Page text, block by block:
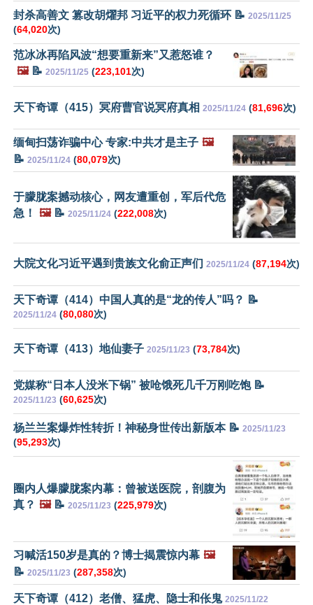
封杀高善文 篡改胡燿邦 习近平的权力死循环 📝 2025/11/25
(64,020次)
范冰冰再陷风波“想要重新来”又惹怒谁？
🖼️📝 2025/11/25 (223,101次)
天下奇谭（415）冥府曹官说冥府真相 2025/11/24 (81,696次)
缅甸扫荡诈骗中心 专家:中共才是主子 🖼️
📝 2025/11/24 (80,079次)
于朦胧案撼动核心，网友遭重创，军后代危
急！
🖼️📝 2025/11/24 (222,008次)
大院文化习近平遇到贵族文化俞正声们 2025/11/24 (87,194次)
天下奇谭（414）中国人真的是“龙的传人”吗？ 📝
2025/11/24 (80,080次)
天下奇谭（413）地仙妻子 2025/11/23 (73,784次)
党媒称“日本人没米下锅” 被呛饿死几千万刚吃饱 📝
2025/11/23 (60,625次)
杨兰兰案爆炸性转折！神秘身世传出新版本 📝 2025/11/23
(95,293次)
圈内人爆朦胧案内幕：曾被送医院，剖腹为
真？ 🖼️📝 2025/11/23 (225,979次)
习喊活150岁是真的？博士揭震惊内幕 🖼️
📝 2025/11/23 (287,358次)
天下奇谭（412）老僧、猛虎、隐士和伥鬼 2025/11/22